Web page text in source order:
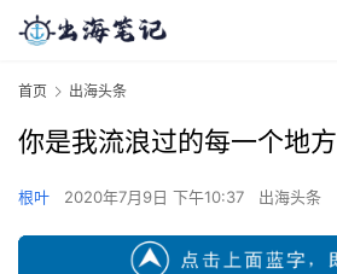
首页 出海头条
你是我流浪过的每一个地方
根叶 2020年7月9日 下午10:37 出海头条